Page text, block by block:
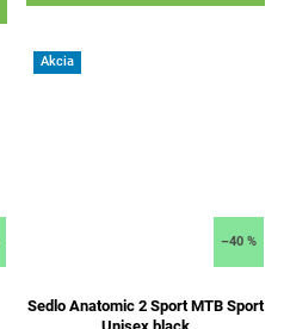
Akcia
–40 %
Sedlo Anatomic 2 Sport MTB Sport